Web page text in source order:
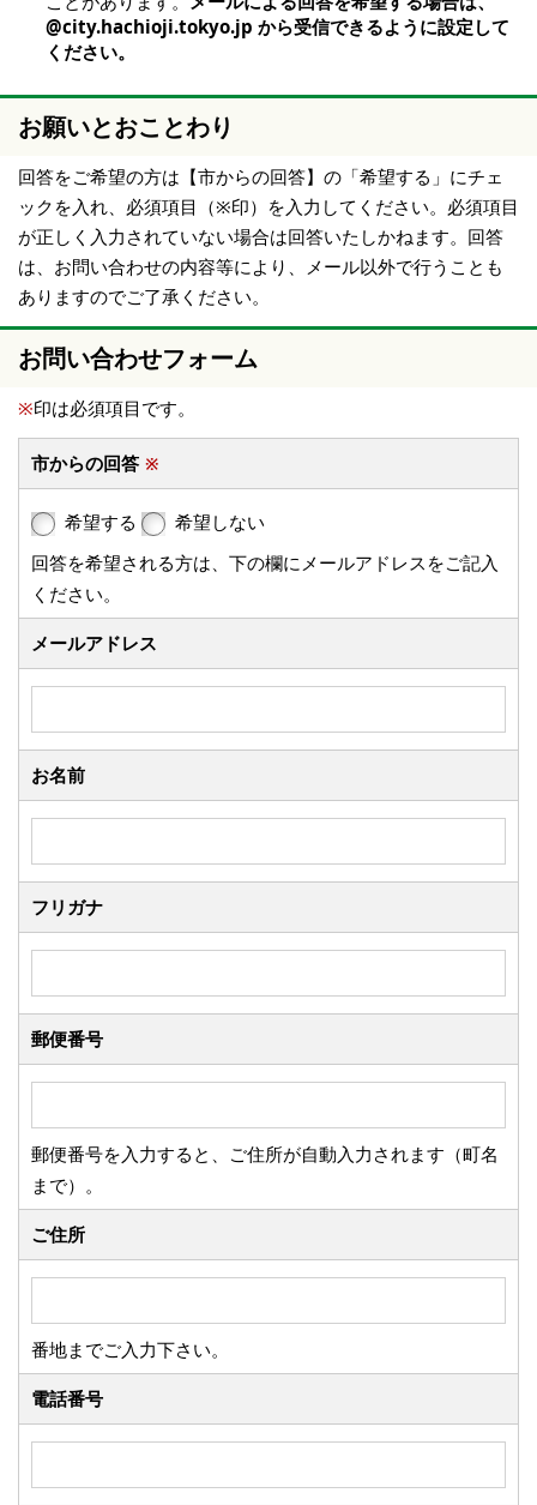
@city.hachioji.tokyo.jp から受信できるように設定して
ください。
お願いとおことわり
回答をご希望の方は【市からの回答】の「希望する」にチェ
ックを入れ、必須項目（※印）を入力してください。必須項目
が正しく入力されていない場合は回答いたしかねます。回答
は、お問い合わせの内容等により、メール以外で行うことも
ありますのでご了承ください。
お問い合わせフォーム
※印は必須項目です。
市からの回答 ※
希望する
希望しない
回答を希望される方は、下の欄にメールアドレスをご記入
ください。
メールアドレス
お名前
フリガナ
郵便番号
郵便番号を入力すると、ご住所が自動入力されます（町名
まで）。
ご住所
番地までご入力下さい。
電話番号